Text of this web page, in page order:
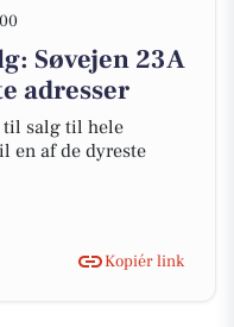
Søvejen 23A
adresser
til salg til hele
en af de dyreste
Kopiér link